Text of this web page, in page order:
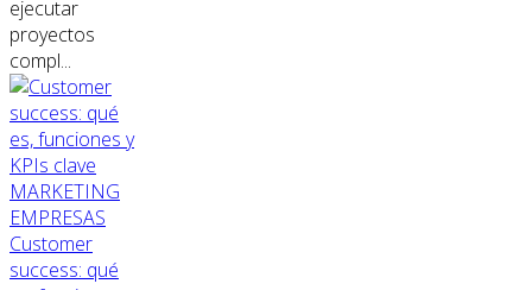
ejecutar
proyectos
compl...
MARKETING
EMPRESAS
Customer
success: qué